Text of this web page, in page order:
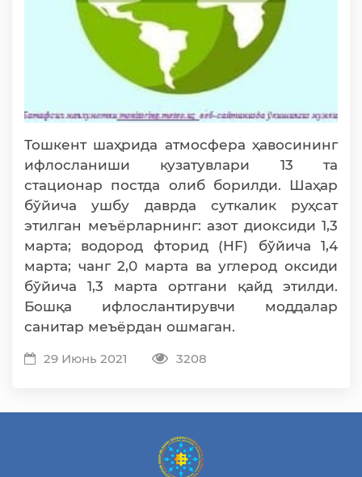
Тошкент шаҳрида атмосфера ҳавосининг
ифлосланиши кузатувлари 13 та
стационар постда олиб борилди. Шаҳар
бўйича ушбу даврда суткалик руҳсат
этилган меъёрларнинг: азот диоксиди 1,3
марта; водород фторид (HF) бўйича 1,4
марта; чанг 2,0 марта ва углерод оксиди
бўйича 1,3 марта ортгани қайд этилди.
Бошқа ифлослантирувчи моддалар
санитар меъёрдан ошмаган.
29 Июнь 2021 3208